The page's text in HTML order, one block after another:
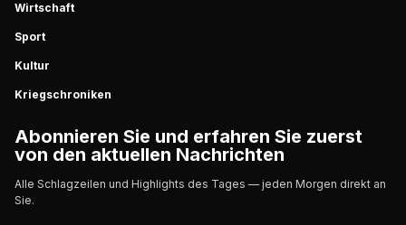
Wirtschaft
Sport
Kultur
Kriegschroniken
Abonnieren Sie und erfahren Sie zuerst
von den aktuellen Nachrichten
Alle Schlagzeilen und Highlights des Tages — jeden Morgen direkt an
Sie.